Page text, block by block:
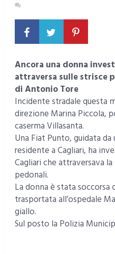
Ancora una donna
attraversa sulle strisce
di Antonio Tore
Incidente stradale questa
direzione Marina Piccola,
caserma Villasanta.
Una Fiat Punto, guidata
residente a Cagliari, ha
Cagliari che attraversava
pedonali.
La donna è stata soccorsa
trasportata all’ospedale
giallo.
Sul posto la Polizia